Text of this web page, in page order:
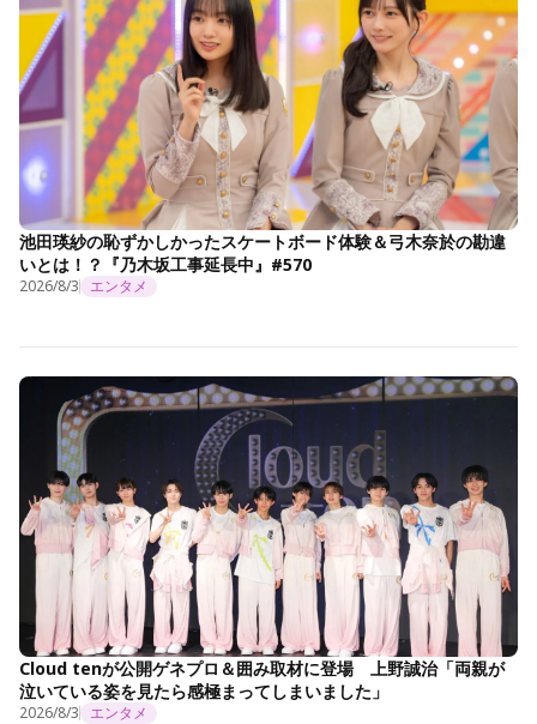
池田瑛紗の恥ずかしかったスケートボード体験＆弓木奈於の勘違
いとは！？『乃木坂工事延長中』#570
2026/8/3 エンタメ
Cloud tenが公開ゲネプロ＆囲み取材に登場 上野誠治「両親が
泣いている姿を見たら感極まってしまいました」
2026/8/3 エンタメ